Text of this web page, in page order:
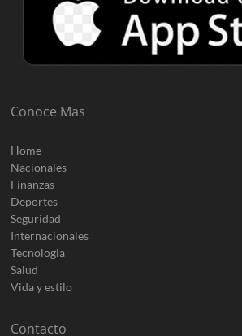
Conoce Mas
Home
Nacionales
Finanzas
Deportes
Seguridad
Internacionales
Tecnologia
Salud
Vida y estilo
Contacto